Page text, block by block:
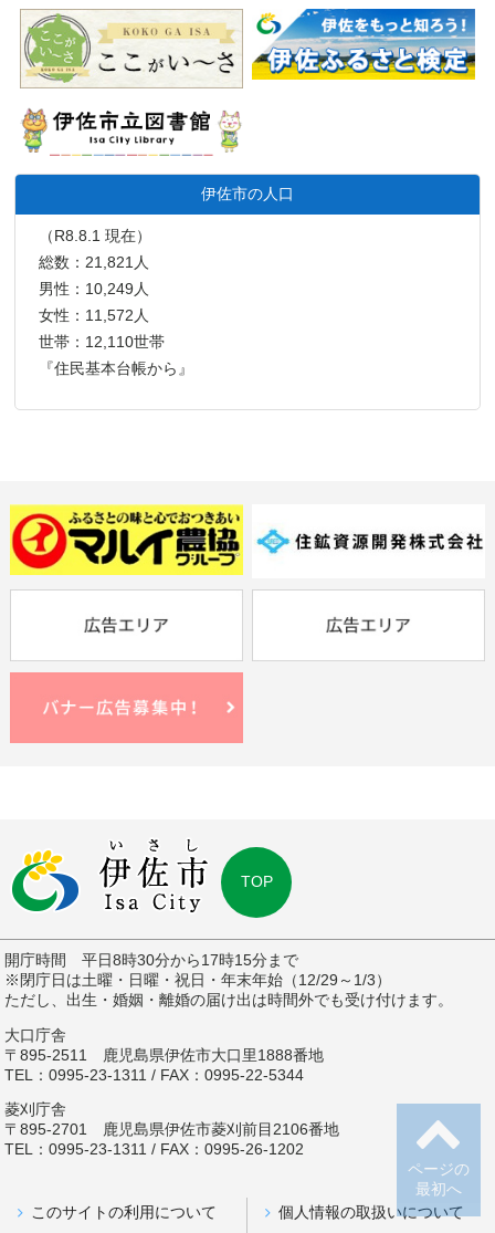
伊佐市の人口
（R8.8.1 現在）
総数：21,821人
男性：10,249人
女性：11,572人
世帯：12,110世帯
『住民基本台帳から』
ページの
最初へ
TOP
開庁時間 平日8時30分から17時15分まで
※閉庁日は土曜・日曜・祝日・年末年始（12/29～1/3）
ただし、出生・婚姻・離婚の届け出は時間外でも受け付けます。
大口庁舎
〒895-2511 鹿児島県伊佐市大口里1888番地
TEL：0995-23-1311 / FAX：0995-22-5344
菱刈庁舎
〒895-2701 鹿児島県伊佐市菱刈前目2106番地
TEL：0995-23-1311 / FAX：0995-26-1202
このサイトの利用について 個人情報の取扱いについて